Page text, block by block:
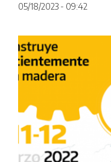
05/18/2023 - 09:42